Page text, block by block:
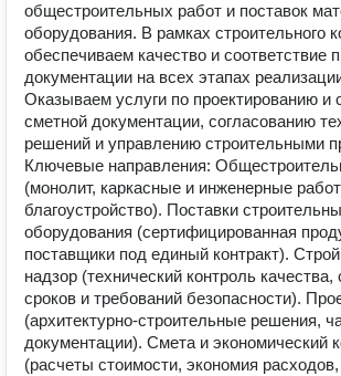
общестроительных работ и поставок
оборудования. В рамках строительного
обеспечиваем качество и соответствие
документации на всех этапах
Оказываем услуги по проектированию и
сметной документации, согласованию
решений и управлению строительными
Ключевые направления:
(монолит, каркасные и инженерные
благоустройство). Поставки
оборудования (сертифицированная
поставщики под единый контракт).
надзор (технический контроль
сроков и требований безопасности).
(архитектурно-строительные решения,
документации). Смета и экономический
(расчеты стоимости, экономия расходов,